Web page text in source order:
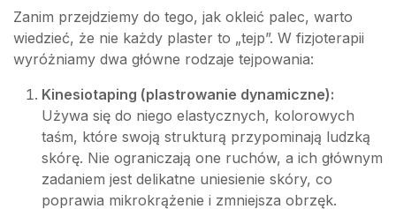
Zanim przejdziemy do tego, jak okleić palec, warto
wiedzieć, że nie każdy plaster to „tejp”. W fizjoterapii
wyróżniamy dwa główne rodzaje tejpowania:
Kinesiotaping (plastrowanie dynamiczne):
Używa się do niego elastycznych, kolorowych
taśm, które swoją strukturą przypominają ludzką
skórę. Nie ograniczają one ruchów, a ich głównym
zadaniem jest delikatne uniesienie skóry, co
poprawia mikrokrążenie i zmniejsza obrzęk.